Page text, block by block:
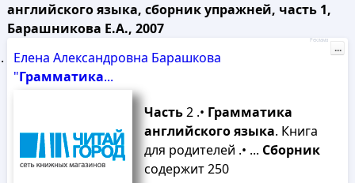
английского языка, сборник упражней, часть 1,
Барашникова Е.А., 2007
Елена Александровна Барашкова
"Грамматика...
Часть2 .• Грамматика
английскогоязыка. Книга
для родителей .• ... Сборник
содержит 250
Реклама
...